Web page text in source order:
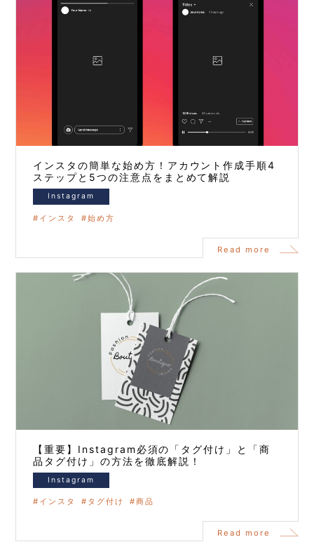
インスタの簡単な始め方！アカウント作成手順4
ステップと5つの注意点をまとめて解説
Instagram
インスタ 始め方
Read more
【重要】Instagram必須の「タグ付け」と「商
品タグ付け」の方法を徹底解説！
Instagram
インスタ タグ付け 商品
Read more